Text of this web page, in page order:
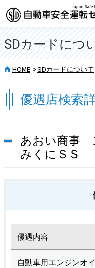
SDカードにつ
HOME >> SDカードについて
優遇店検索
あおい商事
みくにＳＳ
優遇内容
自動車用エンジンオ